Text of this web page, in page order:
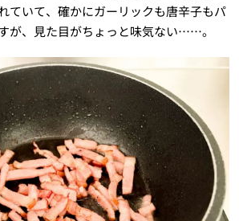
ていて、確かにガーリックも唐辛子もパ
が、見た目がちょっと味気ない……。